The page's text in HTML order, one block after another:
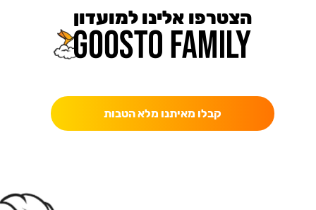
הצטרפו אלינו למועדון
קבלו מאיתנו מלא הטבות